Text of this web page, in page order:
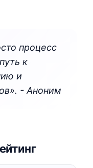
процесс
к
и
- Аноним